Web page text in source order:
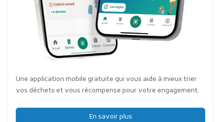
Une application mobile gratuite qui vous aide à mieux trier
vos déchets et vous récompense pour votre engagement.
En savoir plus